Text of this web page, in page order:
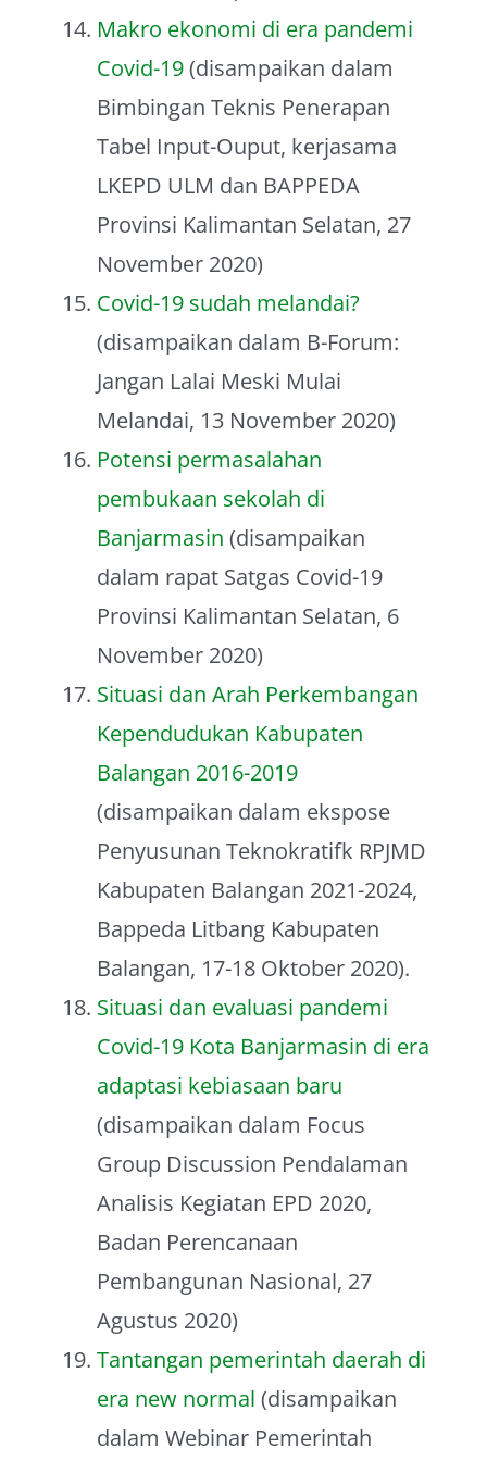
Makro ekonomi di era pandemi
Covid-19(disampaikan dalam
Bimbingan Teknis Penerapan
Tabel Input-Ouput, kerjasama
LKEPD ULM dan BAPPEDA
Provinsi Kalimantan Selatan, 27
November 2020)
Covid-19 sudah melandai?
(disampaikan dalam B-Forum:
Jangan Lalai Meski Mulai
Melandai, 13 November 2020)
Potensi permasalahan
pembukaan sekolah di
Banjarmasin (disampaikan
dalam rapat Satgas Covid-19
Provinsi Kalimantan Selatan, 6
November 2020)
Situasi dan Arah Perkembangan
Kependudukan Kabupaten
Balangan 2016-2019
(disampaikan dalam ekspose
Penyusunan Teknokratifk RPJMD
Kabupaten Balangan 2021-2024,
Bappeda Litbang Kabupaten
Balangan, 17-18 Oktober 2020).
Situasi dan evaluasi pandemi
Covid-19 Kota Banjarmasin di era
adaptasi kebiasaan baru
(disampaikan dalam Focus
Group Discussion Pendalaman
Analisis Kegiatan EPD 2020,
Badan Perencanaan
Pembangunan Nasional, 27
Agustus 2020)
Tantangan pemerintah daerah di
era new normal (disampaikan
dalam Webinar Pemerintah